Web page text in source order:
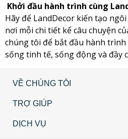
Khởi đầu hành trình cùng
Hãy để LandDecor kiến tạo
nơi mỗi chi tiết kể câu chuyện
chúng tôi để bắt đầu hành
sống tinh tế, sống động và đầy
VỀ CHÚNG TÔI
TRỢ GIÚP
DỊCH VỤ